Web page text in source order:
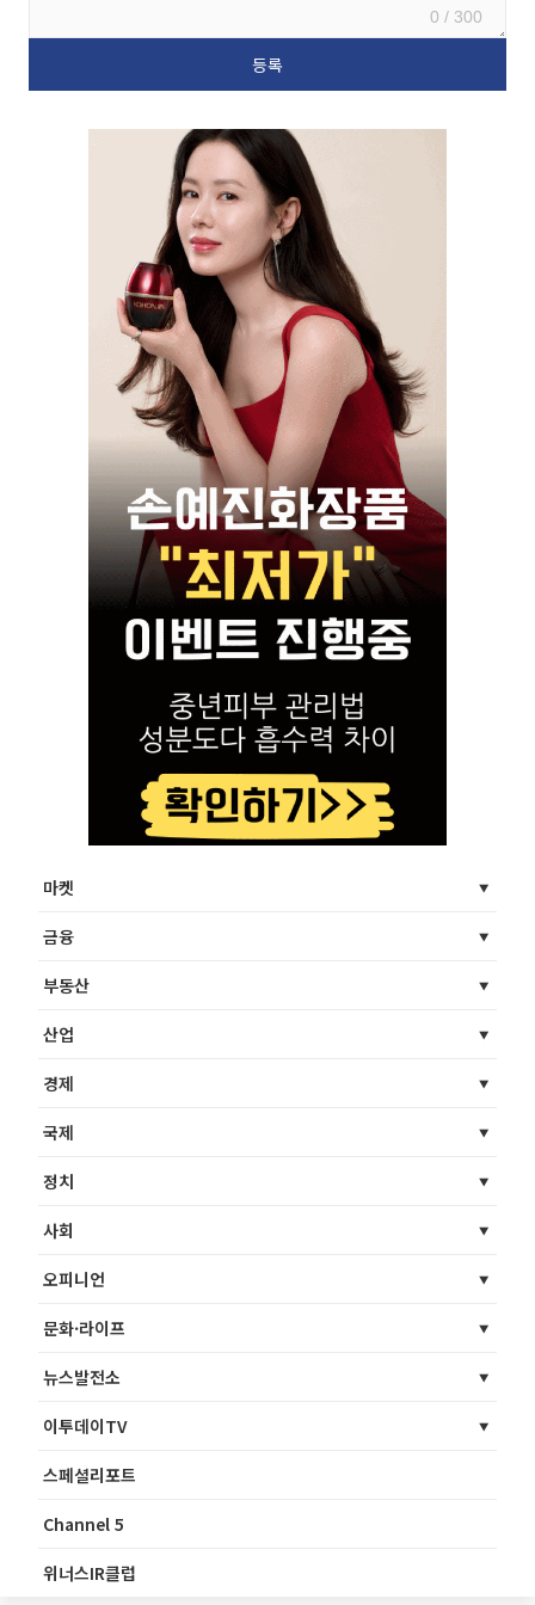
0 / 300
마켓
금융
부동산
산업
경제
국제
정치
사회
오피니언
문화·라이프
뉴스발전소
이투데이TV
스페셜리포트
Channel 5
위너스IR클럽